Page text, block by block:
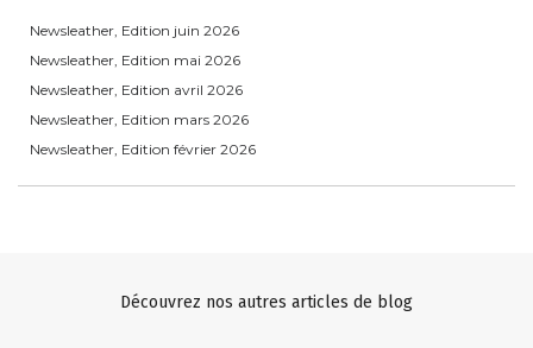
Newsleather, Edition juin 2026
Newsleather, Edition mai 2026
Newsleather, Edition avril 2026
Newsleather, Edition mars 2026
Newsleather, Edition février 2026
Découvrez nos autres articles de blog